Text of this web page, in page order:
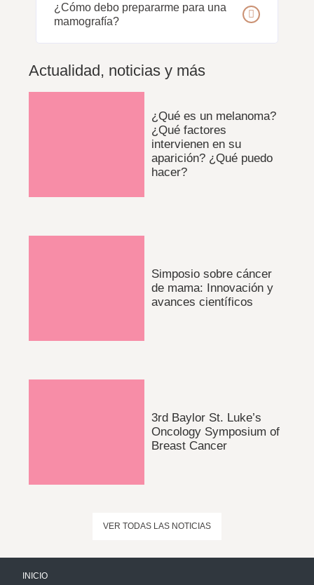
¿Cómo debo prepararme para una
mamografía?
Actualidad, noticias y más
¿Qué es un melanoma?
¿Qué factores
intervienen en su
aparición? ¿Qué puedo
hacer?
Simposio sobre cáncer
de mama: Innovación y
avances científicos
3rd Baylor St. Luke’s
Oncology Symposium of
Breast Cancer
VER TODAS LAS NOTICIAS
INICIO